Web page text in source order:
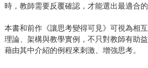
時，教師需要反覆確認，才能選出最適合的
本書和前作《讓思考變得可見》可視為相
理論、架構與教學實例，不只對教師有助
藉由其中介紹的例程來刺激、增強思考。